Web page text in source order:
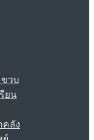
ขวบ
ยน
คลัง